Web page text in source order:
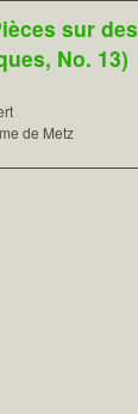
sur des
No. 13)
de Metz